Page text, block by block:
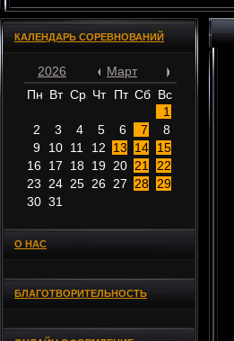
КАЛЕНДАРЬ СОРЕВНОВАНИЙ
2026
Март
Пн Вт Ср Чт Пт Сб Вс
1
2
3 4 5 6 7
8
9
10 11 12 13 14
15
16 17 18 19 20 21
22
23
24 25 26 27 28
29
30 31
О НАС
БЛАГОТВОРИТЕЛЬНОСТЬ